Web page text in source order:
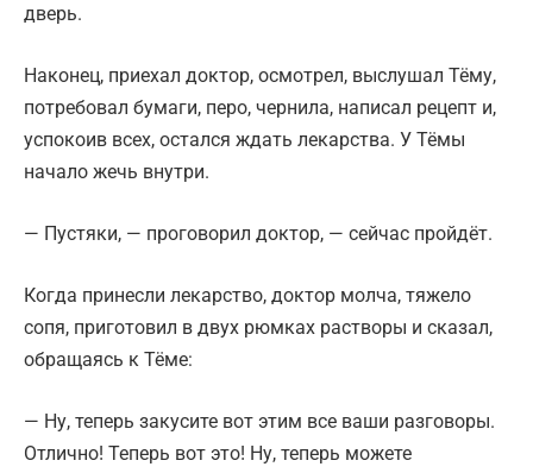
дверь.
Наконец, приехал доктор, осмотрел, выслушал Тёму,
потребовал бумаги, перо, чернила, написал рецепт и,
успокоив всех, остался ждать лекарства. У Тёмы
начало жечь внутри.
— Пустяки, — проговорил доктор, — сейчас пройдёт.
Когда принесли лекарство, доктор молча, тяжело
сопя, приготовил в двух рюмках растворы и сказал,
обращаясь к Тёме:
— Ну, теперь закусите вот этим все ваши разговоры.
Отлично! Теперь вот это! Ну, теперь можете